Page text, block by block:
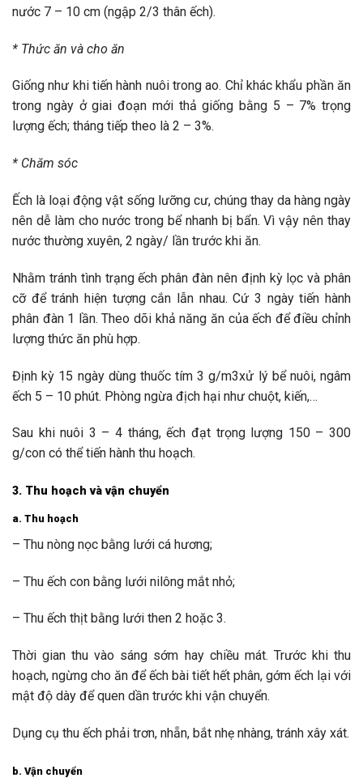
nước 7 – 10 cm (ngập 2/3 thân ếch).
* Thức ăn và cho ăn
Giống như khi tiến hành nuôi trong ao. Chỉ khác khẩu phần ăn
trong ngày ở giai đoạn mới thả giống bằng 5 – 7% trọng
lượng ếch; tháng tiếp theo là 2 – 3%.
* Chăm sóc
Ếch là loại động vật sống lưỡng cư, chúng thay da hàng ngày
nên dễ làm cho nước trong bể nhanh bị bẩn. Vì vậy nên thay
nước thường xuyên, 2 ngày/ lần trước khi ăn.
Nhằm tránh tình trạng ếch phân đàn nên định kỳ lọc và phân
cỡ để tránh hiện tượng cắn lẫn nhau. Cứ 3 ngày tiến hành
phân đàn 1 lần. Theo dõi khả năng ăn của ếch để điều chỉnh
lượng thức ăn phù hợp.
Định kỳ 15 ngày dùng thuốc tím 3 g/m3xử lý bể nuôi, ngâm
ếch 5 – 10 phút. Phòng ngừa địch hại như chuột, kiến,…
Sau khi nuôi 3 – 4 tháng, ếch đạt trọng lượng 150 – 300
g/con có thể tiến hành thu hoạch.
3. Thu hoạch và vận chuyển
a. Thu hoạch
– Thu nòng nọc bằng lưới cá hương;
– Thu ếch con bằng lưới nilông mắt nhỏ;
– Thu ếch thịt bằng lưới then 2 hoặc 3.
Thời gian thu vào sáng sớm hay chiều mát. Trước khi thu
hoạch, ngừng cho ăn để ếch bài tiết hết phân, gớm ếch lại với
mật độ dày để quen dần trước khi vận chuyển.
Dụng cụ thu ếch phải trơn, nhẵn, bắt nhẹ nhàng, tránh xây xát.
b. Vận chuyển